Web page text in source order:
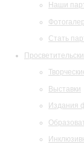
Наши
Стать
Выставки
Издания